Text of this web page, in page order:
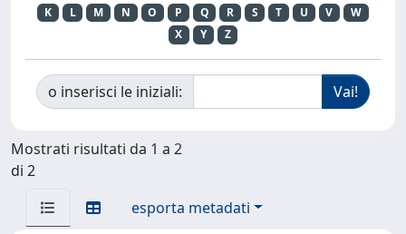
K
L M N O P Q R S T U V
W
X
Y Z
o inserisci le iniziali:
Mostrati risultati da 1 a 2
di 2
esporta metadati